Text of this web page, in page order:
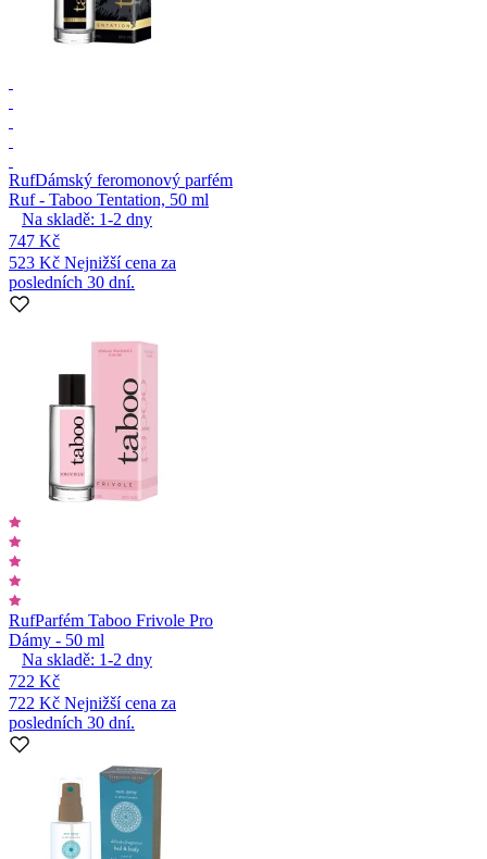
RufDámský feromonový parfém
Ruf - Taboo Tentation, 50 ml
Na skladě: 1-2 dny
747 Kč
523 Kč Nejnižší cena za
posledních 30 dní.
RufParfém Taboo Frivole Pro
Dámy - 50 ml
Na skladě: 1-2 dny
722 Kč
722 Kč Nejnižší cena za
posledních 30 dní.